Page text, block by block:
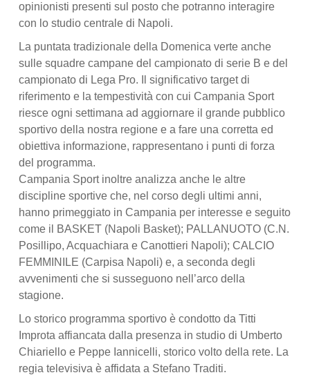
opinionisti presenti sul posto che potranno interagire
con lo studio centrale di Napoli.
La puntata tradizionale della Domenica verte anche
sulle squadre campane del campionato di serie B e del
campionato di Lega Pro. Il significativo target di
riferimento e la tempestività con cui Campania Sport
riesce ogni settimana ad aggiornare il grande pubblico
sportivo della nostra regione e a fare una corretta ed
obiettiva informazione, rappresentano i punti di forza
del programma.
Campania Sport inoltre analizza anche le altre
discipline sportive che, nel corso degli ultimi anni,
hanno primeggiato in Campania per interesse e seguito
come il BASKET (Napoli Basket); PALLANUOTO (C.N.
Posillipo, Acquachiara e Canottieri Napoli); CALCIO
FEMMINILE (Carpisa Napoli) e, a seconda degli
avvenimenti che si susseguono nell’arco della
stagione.
Lo storico programma sportivo è condotto da Titti
Improta affiancata dalla presenza in studio di Umberto
Chiariello e Peppe Iannicelli, storico volto della rete. La
regia televisiva è affidata a Stefano Traditi.